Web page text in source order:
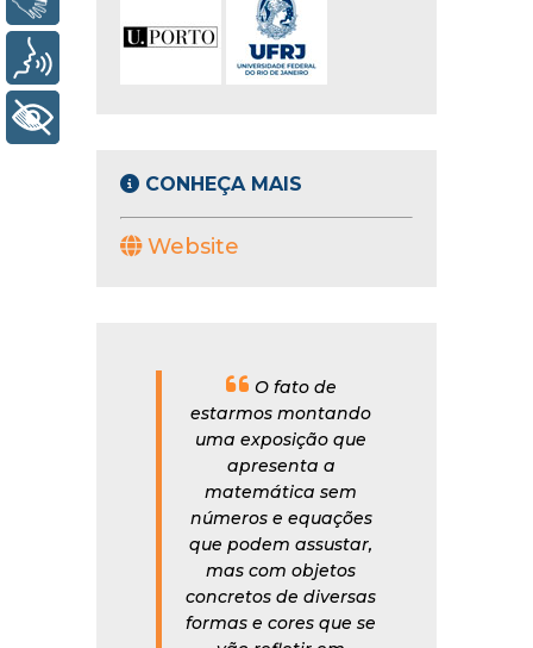
CONHEÇA MAIS
Website
O fato de
estarmos montando
uma exposição que
apresenta a
matemática sem
números e equações
que podem assustar,
mas com objetos
concretos de diversas
formas e cores que se